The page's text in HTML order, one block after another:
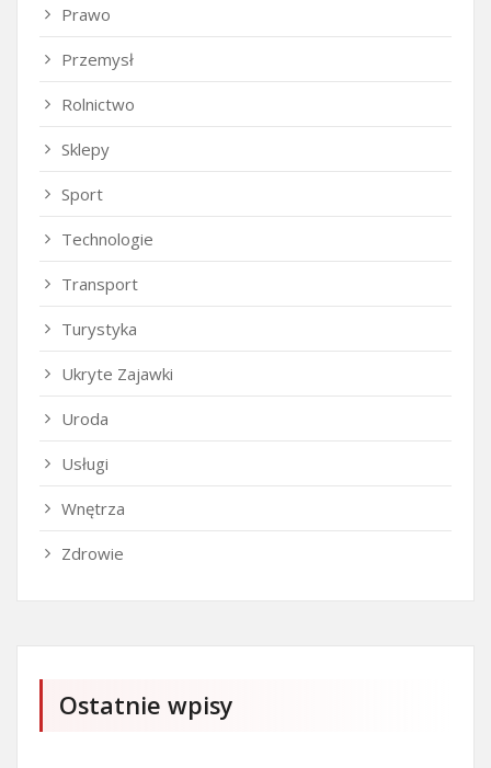
Prawo
Przemysł
Rolnictwo
Sklepy
Sport
Technologie
Transport
Turystyka
Ukryte Zajawki
Uroda
Usługi
Wnętrza
Zdrowie
Ostatnie wpisy